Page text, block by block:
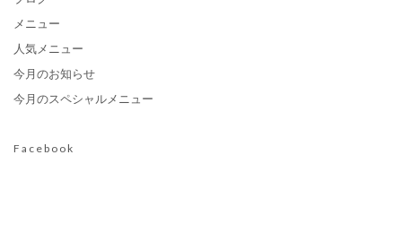
メニュー
人気メニュー
今月のお知らせ
今月のスペシャルメニュー
Facebook